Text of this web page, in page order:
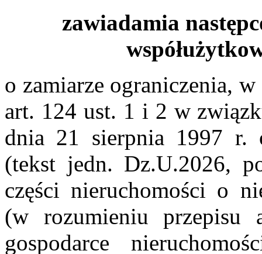
zawiadamia
o zamiarze ograniczenia,
art. 124 ust. 1 i 2 w
dnia 21 sierpnia 1997 r.
(tekst jedn. Dz.U.2026,
części nieruchomości o
(w rozumieniu
gospodarce